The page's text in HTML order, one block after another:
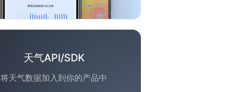
天气API/SDK
将天气数据加入到你的产品中